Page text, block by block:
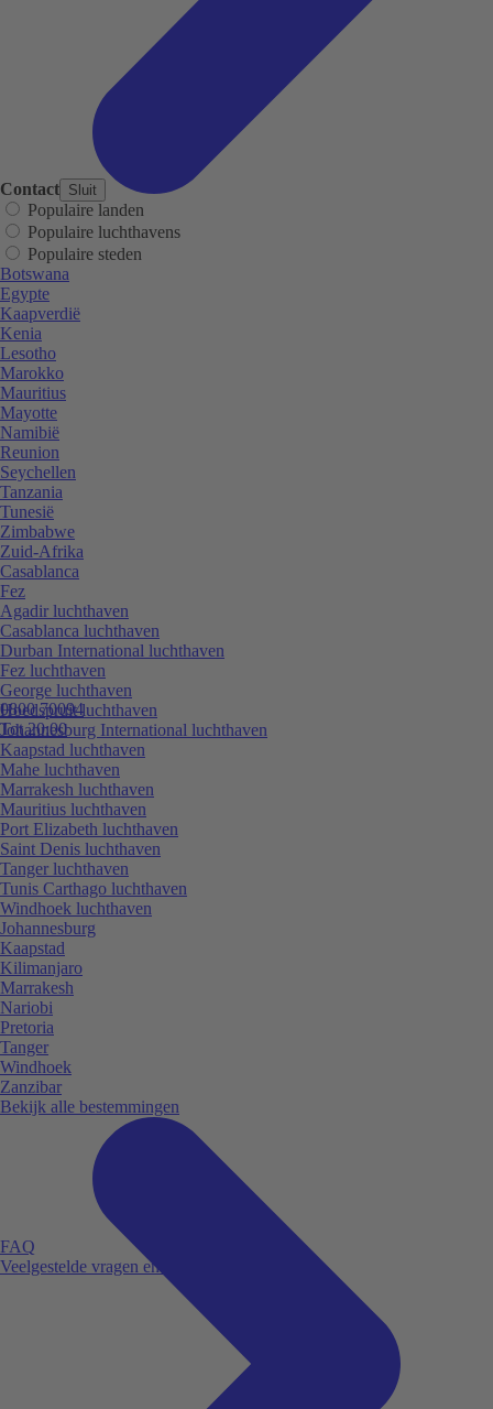
Contact Sluit
0800 70094
Tot 20:00
FAQ
Veelgestelde vragen en antwoorden.
Populaire landen
Populaire luchthavens
Populaire steden
Botswana
Egypte
Kaapverdië
Kenia
Lesotho
Marokko
Mauritius
Mayotte
Namibië
Reunion
Seychellen
Tanzania
Tunesië
Zimbabwe
Zuid-Afrika
Casablanca
Fez
Agadir luchthaven
Casablanca luchthaven
Durban International luchthaven
Fez luchthaven
George luchthaven
Hoedspruit luchthaven
Johannesburg International luchthaven
Kaapstad luchthaven
Mahe luchthaven
Marrakesh luchthaven
Mauritius luchthaven
Port Elizabeth luchthaven
Saint Denis luchthaven
Tanger luchthaven
Tunis Carthago luchthaven
Windhoek luchthaven
Johannesburg
Kaapstad
Kilimanjaro
Marrakesh
Nariobi
Pretoria
Tanger
Windhoek
Zanzibar
Bekijk alle bestemmingen